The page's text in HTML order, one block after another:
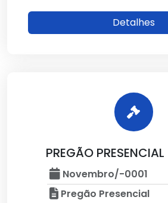
Detalhes
PREGÃO PRESENCIAL
Novembro/-0001
Pregão Presencial